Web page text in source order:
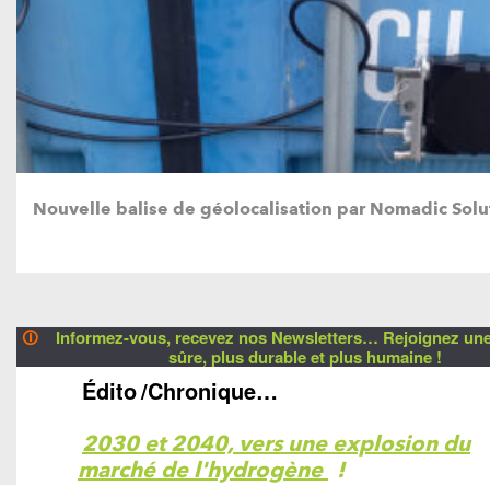
Nouvelle balise de géolocalisation par Nomadic
🛈
Informez-vous, recevez nos Newsletters… Rejoignez
sûre, plus durable et plus humaine !
Édito/Chronique…
2030 et 2040, vers une explosion du
marché de l'hydrogène !